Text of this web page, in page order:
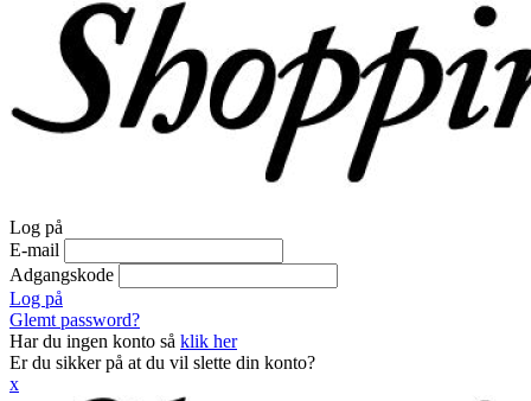
Log på
E-mail
Adgangskode
Log på
Glemt password?
Har du ingen konto så klik her
Er du sikker på at du vil slette din konto?
x